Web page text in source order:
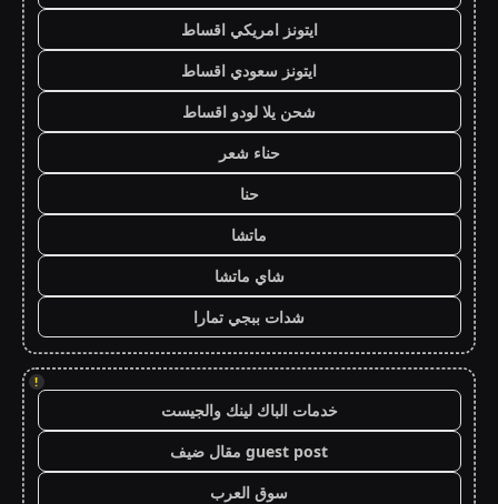
ايتونز امريكي اقساط
ايتونز سعودي اقساط
شحن يلا لودو اقساط
حناء شعر
حنا
ماتشا
شاي ماتشا
شدات ببجي تمارا
!
خدمات الباك لينك والجيست
guest post مقال ضيف
سوق العرب